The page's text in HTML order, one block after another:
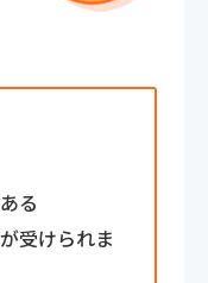
る
受けられま